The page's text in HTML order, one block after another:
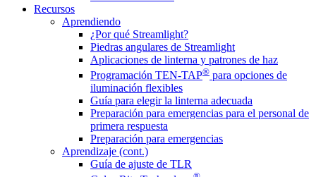
Recursos
Aprendiendo
¿Por qué Streamlight?
Piedras angulares de Streamlight
Aplicaciones de linterna y patrones de haz
Programación TEN-TAP® para opciones de
iluminación flexibles
Guía para elegir la linterna adecuada
Preparación para emergencias para el personal de
primera respuesta
Preparación para emergencias
Aprendizaje (cont.)
Guía de ajuste de TLR